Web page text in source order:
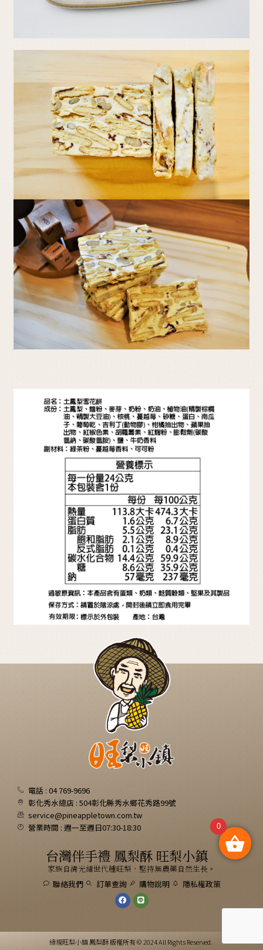
台灣伴手禮 鳳梨酥 旺梨小鎮
家族自清光緒世代種旺梨，堅持無農藥自然生長。
聯絡我們
訂單查詢 購物說明 隱私權政策
電話 : 04 769-9696
彰化秀水總店 : 504彰化縣秀水鄉花秀路99號
service@pineappletown.com.tw
營業時間 : 週一至週日07:30-18:30
緣親旺梨小鎮 鳳梨酥 版權所有 © 2024 All Rights Reserved.
0